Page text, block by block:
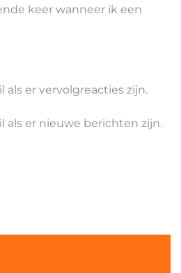
keer wanneer ik een
als er vervolgreacties zijn.
als er nieuwe berichten zijn.